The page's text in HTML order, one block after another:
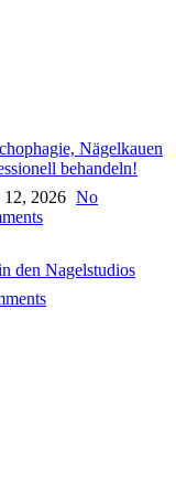
Nägelkauen
behandeln!
2026 No
den Nagelstudios